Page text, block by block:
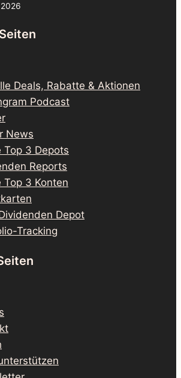
Deals, Rabatte & Aktionen
Podcast
News
Top 3 Depots
Reports
Top 3 Konten
Depot
Tracking